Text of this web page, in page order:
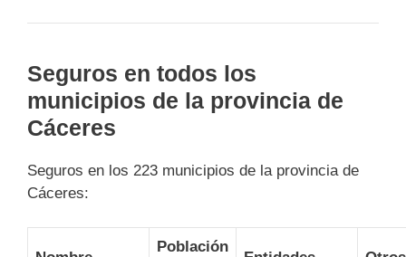
Seguros en todos los
municipios de la provincia de
Cáceres
Seguros en los 223 municipios de la provincia de
Cáceres:
Población